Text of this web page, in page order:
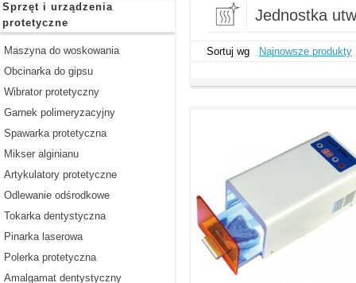
Sprzęt i urządzenia
protetyczne
Maszyna do woskowania
Obcinarka do gipsu
Wibrator protetyczny
Garnek polimeryzacyjny
Spawarka protetyczna
Mikser alginianu
Artykulatory protetyczne
Odlewanie odśrodkowe
Tokarka dentystyczna
Pinarka laserowa
Polerka protetyczna
Amalgamat dentystyczny
Jednostka
Sortuj wg Najnowsze produkty